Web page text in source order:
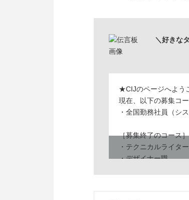
＼好きな
★CIJのページへよう
現在、以下の募集コ
・全国勤務社員（シ
［募集終了のコース］
・テクニカルライタ
・デザイナー職
・九州域限定勤務社